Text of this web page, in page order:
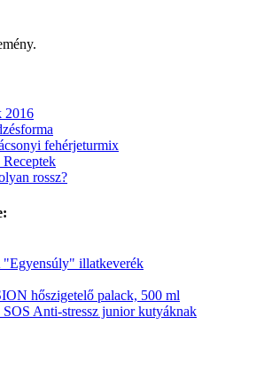
2016
fehérjeturmix
Receptek
rossz?
illatkeverék
hőszigetelő palack, 500 ml
Anti-stressz junior kutyáknak